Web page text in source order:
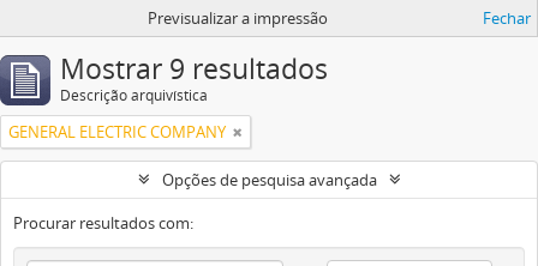
Previsualizar a impressão Fechar
Mostrar 9 resultados
Descrição arquivística
GENERAL ELECTRIC COMPANY
Opções de pesquisa avançada
Procurar resultados com: